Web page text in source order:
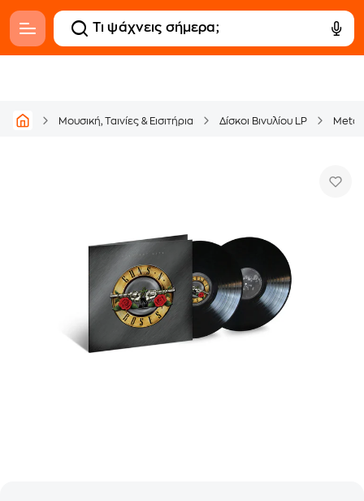
Μουσική, Ταινίες & Εισιτήρια Δίσκοι Βινυλίου LP Metal